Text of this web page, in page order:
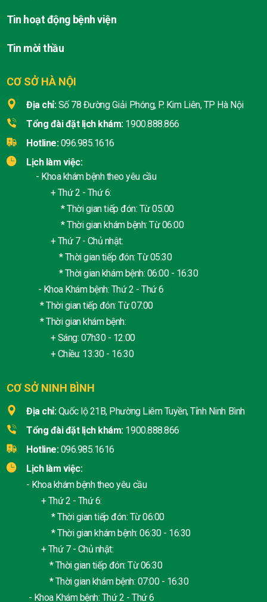
CƠ SỞ HÀ NỘI
Địa chỉ: Số 78 Đường Giải Phóng, P. Kim Liên, TP Hà Nội
Tổng đài đặt lịch khám: 1900.888.866
Hotline: 096.985.1616
Lịch làm việc:
- Khoa khám bệnh theo yêu cầu
+ Thứ 2 - Thứ 6:
* Thời gian tiếp đón: Từ 05:00
* Thời gian khám bệnh: Từ 06:00
+ Thứ 7 - Chủ nhật:
* Thời gian tiếp đón: Từ 05:30
* Thời gian khám bệnh: 06:00 - 16:30
- Khoa Khám bệnh: Thứ 2 - Thứ 6
* Thời gian tiếp đón: Từ 07:00
* Thời gian khám bệnh:
+ Sáng: 07h30 - 12:00
+ Chiều: 13:30 - 16:30
CƠ SỞ NINH BÌNH
Địa chỉ: Quốc lộ 21B, Phường Liêm Tuyền, Tỉnh Ninh Bình
Tổng đài đặt lịch khám: 1900.888.866
Hotline: 096.985.1616
Lịch làm việc:
- Khoa khám bệnh theo yêu cầu
+ Thứ 2 - Thứ 6:
* Thời gian tiếp đón: Từ 06:00
* Thời gian khám bệnh: 06:30 - 16:30
+ Thứ 7 - Chủ nhật:
* Thời gian tiếp đón: Từ 06:30
* Thời gian khám bệnh: 07:00 - 16:30
- Khoa Khám bệnh: Thứ 2 - Thứ 6
Tin hoạt động bệnh viện
Tin mời thầu